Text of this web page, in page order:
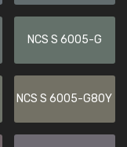
NCS S 6005-G
NCS S 6005-G80Y